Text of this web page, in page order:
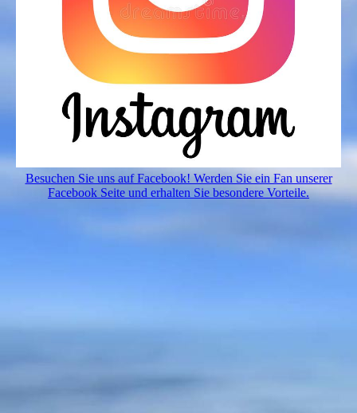
Besuchen Sie uns auf Facebook! Werden Sie ein Fan unserer
Facebook Seite und erhalten Sie besondere Vorteile.